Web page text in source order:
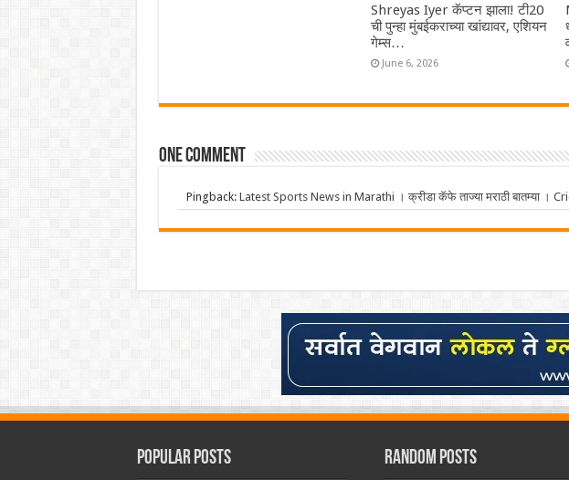
Shreyas Iyer कॅप्टन झाला! टी20
ची पुन्हा मुंबईकराच्या खांद्यावर, एशियन
गेम्स…
June 6, 2026
One comment
Pingback: Latest Sports News in Marathi । क्रीडा कॅफे ताज्या मराठी बातम्या ।
Popular Posts Random Posts